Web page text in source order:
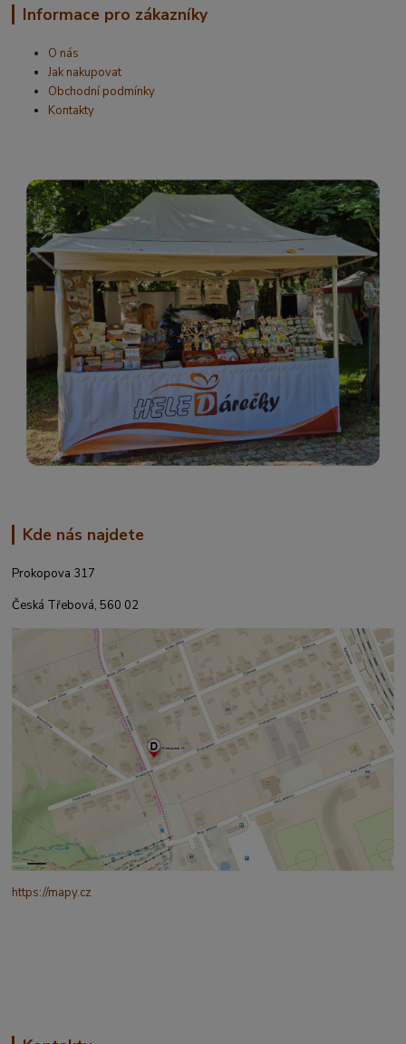
Informace pro zákazníky
O nás
Jak nakupovat
Obchodní podmínky
Kontakty
Kde nás najdete
Prokopova 317
Česká Třebová, 560 02
https://mapy.cz